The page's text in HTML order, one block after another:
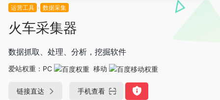
运营工具 数据采集
火车采集器
数据抓取、处理、分析，挖掘软件
爱站权重： PC 移动
链接直达 手机查看